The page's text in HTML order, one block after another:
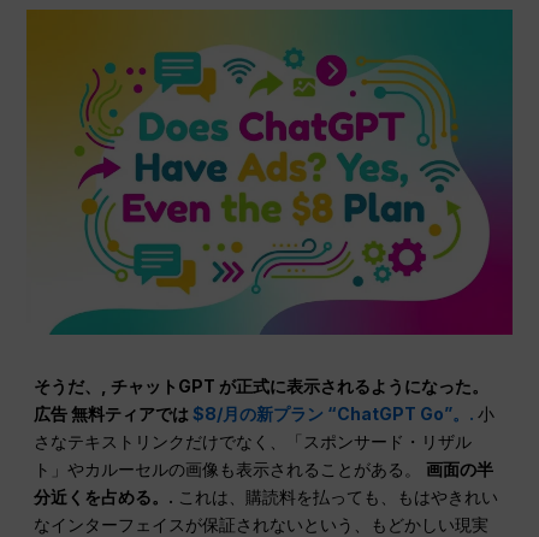
そうだ、, チャットGPT が正式に表示されるようになった。
広告無料ティアでは$8/月の新プラン “ChatGPT Go”。.小
さなテキストリンクだけでなく、「スポンサード・リザル
ト」やカルーセルの画像も表示されることがある。画面の半
分近くを占める。. これは、購読料を払っても、もはやきれい
なインターフェイスが保証されないという、もどかしい現実